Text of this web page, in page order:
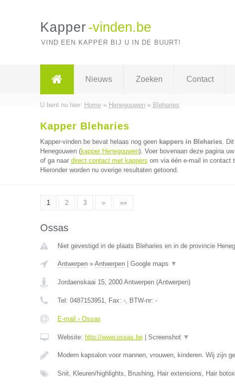
Kapper -vinden.be
VIND EEN KAPPER BIJ U IN DE BUURT!
Nieuws Zoeken Contact
U bent nu hier: Home» Henegouwen» Bleharies
Kapper Bleharies
Kapper-vinden.be bevat helaas nog geen kappers in Bleharies. Dit
Henegouwen (kapper Henegouwen). Voer bovenaan deze pagina
of ga naar direct contact met kappers om via één e-mail in contact
Hieronder worden nu overige resultaten getoond.
1 2 3 » »»
Ossas
Niet gevestigd in de plaats Bleharies en in de provincie
Antwerpen» Antwerpen| Google maps ▼
Jordaenskaai 15, 2000 Antwerpen(Antwerpen)
Tel: 0487153951, Fax: -, BTW-nr: -
E-mail › Ossas
Website: http://www.ossas.be| Screenshot ▼
Modern kapsalon voor mannen, vrouwen, kinderen. Wij zijn
Snit, Kleuren/highlights, Brushing, Hair extensions, Hair